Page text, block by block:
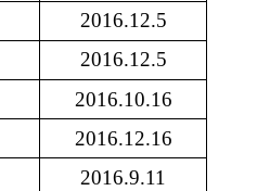
2016.12.5
2016.12.5
2016.10.16
2016.12.16
2016.9.11